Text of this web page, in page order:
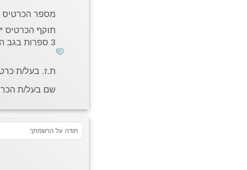
מספר הכרטיס
תוקף הכרטיס *
3 ספרות בגב הכרטיס *
ת.ז. בעל/ת
שם בעל/ת
תודה על הרשמתך